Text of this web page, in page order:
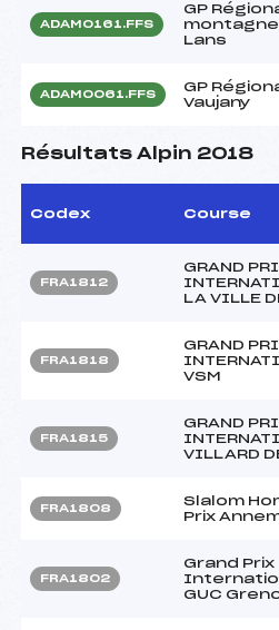
ADAM0161.FFS
GP
Lans
ADAM0061.FFS
GP
Vaujany
Résultats Alpin 2018
Codex Course
FRA1812
GRAND
LA VILLE
FRA1818
GRAND
VSM
FRA1815
GRAND
VILLARD
FRA1808
Slalom
Prix
FRA1802
Grand Prix
GUC